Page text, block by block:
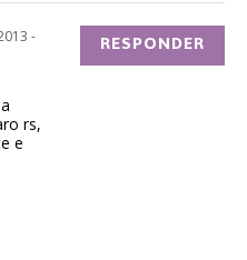
-
rs,
e
RESPONDER